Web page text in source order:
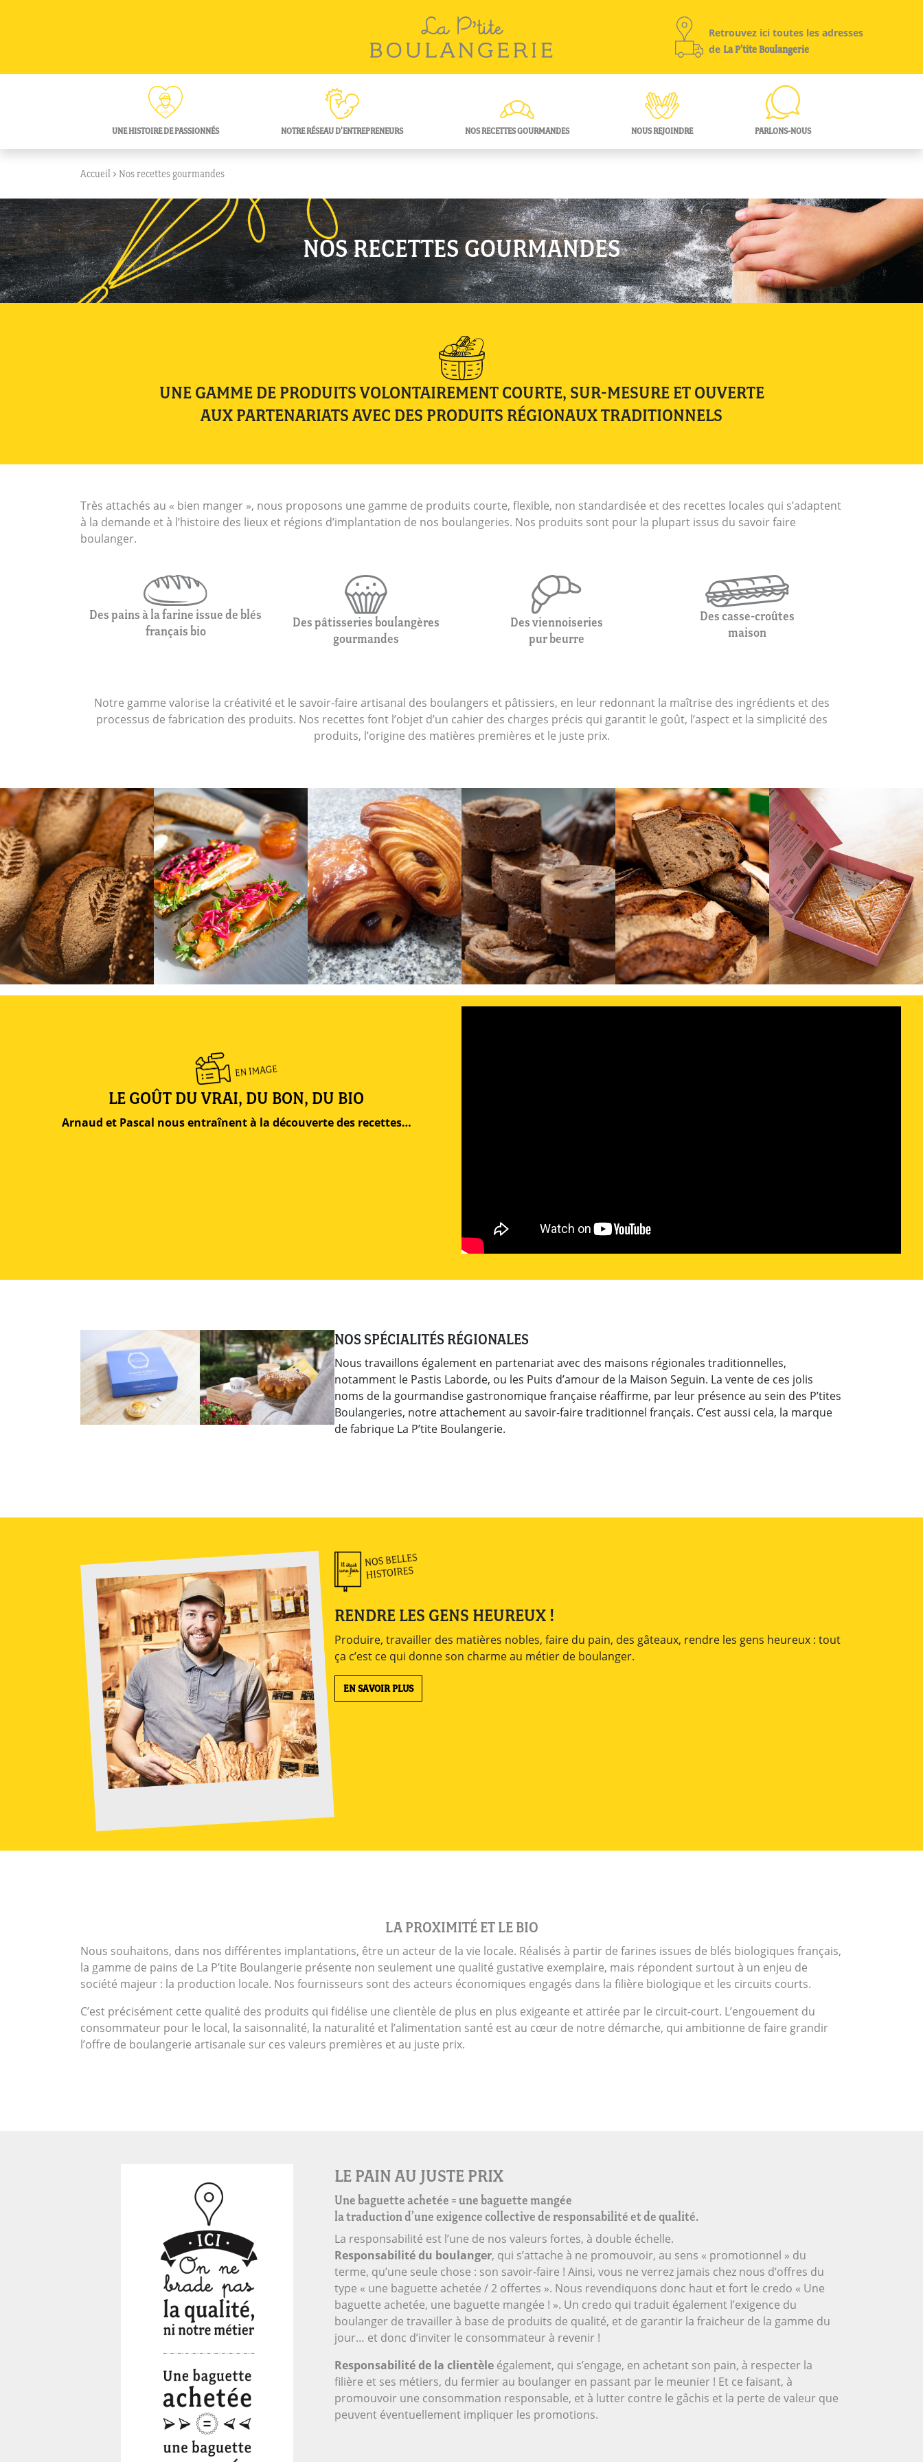
Retrouvez ici toutes les adresses
deLa P’tite Boulangerie
UNE HISTOIRE DE PASSIONNÉS NOTRE RÉSEAU D’ENTREPRENEURS NOS RECETTES GOURMANDES NOUS REJOINDRE PARLONS-NOUS
Accueil > Nos recettes gourmandes
NOS RECETTES GOURMANDES
UNE GAMME DE PRODUITS VOLONTAIREMENT COURTE, SUR-MESURE ET OUVERTE
AUX PARTENARIATS AVEC DES PRODUITS RÉGIONAUX TRADITIONNELS
Très attachés au « bien manger », nous proposons une gamme de produits courte, flexible, non standardisée et des recettes locales qui s’adaptent
à la demande et à l’histoire des lieux et régions d’implantation de nos boulangeries. Nos produits sont pour la plupart issus du savoir faire
boulanger.
Des pains à la farine issue de blés
français bio
Des pâtisseries boulangères
gourmandes
Des viennoiseries
pur beurre
Des casse-croûtes
maison
Notre gamme valorise la créativité et le savoir-faire artisanal des boulangers et pâtissiers, en leur redonnant la maîtrise des ingrédients et des
processus de fabrication des produits. Nos recettes font l’objet d’un cahier des charges précis qui garantit le goût, l’aspect et la simplicité des
produits, l’origine des matières premières et le juste prix.
LE GOÛT DU VRAI, DU BON, DU BIO
Arnaud et Pascal nous entraînent à la découverte des recettes…
NOS SPÉCIALITÉS RÉGIONALES
Nous travaillons également en partenariat avec des maisons régionales traditionnelles,
notamment le Pastis Laborde, ou les Puits d’amour de la Maison Seguin. La vente de ces jolis
noms de la gourmandise gastronomique française réaffirme, par leur présence au sein des P’tites
Boulangeries, notre attachement au savoir-faire traditionnel français. C’est aussi cela, la marque
de fabrique La P’tite Boulangerie.
RENDRE LES GENS HEUREUX !
Produire, travailler des matières nobles, faire du pain, des gâteaux, rendre les gens heureux : tout
ça c’est ce qui donne son charme au métier de boulanger.
EN SAVOIR PLUS
LA PROXIMITÉ ET LE BIO
Nous souhaitons, dans nos différentes implantations, être un acteur de la vie locale. Réalisés à partir de farines issues de blés biologiques français,
la gamme de pains de La P’tite Boulangerie présente non seulement une qualité gustative exemplaire, mais répondent surtout à un enjeu de
société majeur : la production locale. Nos fournisseurs sont des acteurs économiques engagés dans la filière biologique et les circuits courts.
C’est précisément cette qualité des produits qui fidélise une clientèle de plus en plus exigeante et attirée par le circuit-court. L’engouement du
consommateur pour le local, la saisonnalité, la naturalité et l’alimentation santé est au cœur de notre démarche, qui ambitionne de faire grandir
l’offre de boulangerie artisanale sur ces valeurs premières et au juste prix.
LE PAIN AU JUSTE PRIX
Une baguette achetée = une baguette mangée
la traduction d’une exigence collective de responsabilité et de qualité.
La responsabilité est l’une de nos valeurs fortes, à double échelle.
Responsabilité du boulanger, qui s’attache à ne promouvoir, au sens « promotionnel » du
terme, qu’une seule chose : son savoir-faire ! Ainsi, vous ne verrez jamais chez nous d’offres du
type « une baguette achetée / 2 offertes ». Nous revendiquons donc haut et fort le credo « Une
baguette achetée, une baguette mangée ! ». Un credo qui traduit également l’exigence du
boulanger de travailler à base de produits de qualité, et de garantir la fraicheur de la gamme du
jour… et donc d’inviter le consommateur à revenir !
Responsabilité de la clientèleégalement, qui s’engage, en achetant son pain, à respecter la
filière et ses métiers, du fermier au boulanger en passant par le meunier ! Et ce faisant, à
promouvoir une consommation responsable, et à lutter contre le gâchis et la perte de valeur que
peuvent éventuellement impliquer les promotions.